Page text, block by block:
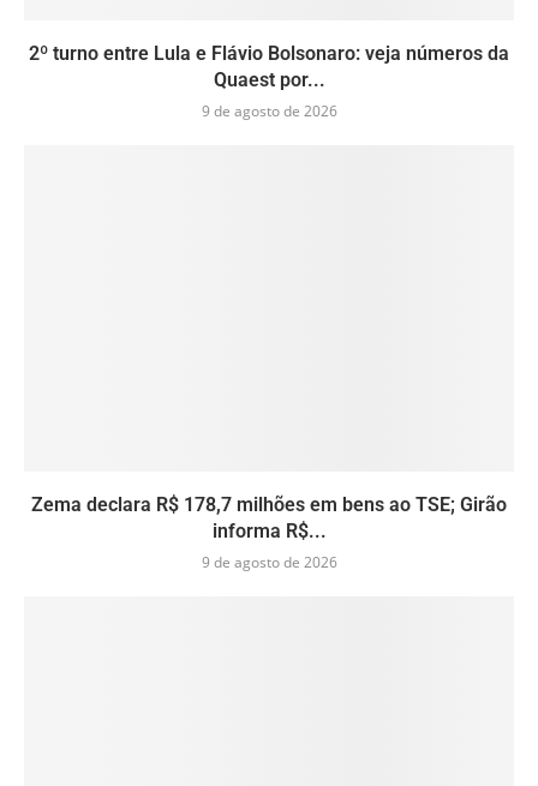
2º turno entre Lula e Flávio Bolsonaro: veja números da
Quaest por...
9 de agosto de 2026
Zema declara R$ 178,7 milhões em bens ao TSE; Girão
informa R$...
9 de agosto de 2026